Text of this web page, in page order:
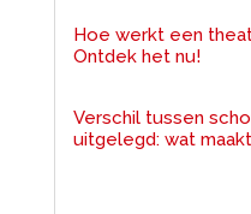
Hoe werkt een
Ontdek het nu!
Verschil tussen
uitgelegd: wat